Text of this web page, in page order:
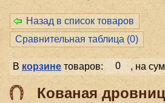
Назад в список товаров
Сравнительная таблица (0)
В корзинетоваров: 0 , на
Кованая